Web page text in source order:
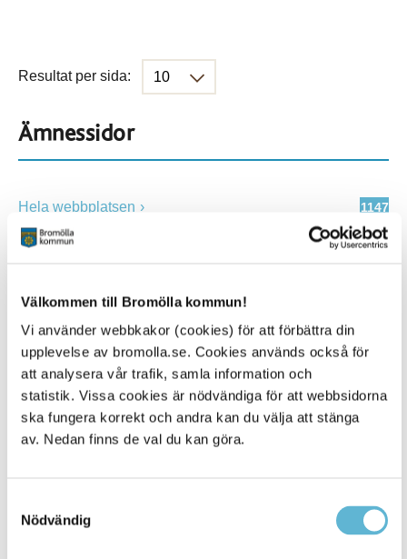
Välkommen till Bromölla kommun!
Vi använder webbkakor (cookies) för att förbättra din
upplevelse av bromolla.se. Cookies används också för
att analysera vår trafik, samla information och
statistik. Vissa cookies är nödvändiga för att webbsidorna
ska fungera korrekt och andra kan du välja att stänga
av. Nedan finns de val du kan göra.
Nödvändig
Resultat per sida:
Ämnessidor
1147
Hela webbplatsen
Alla platser